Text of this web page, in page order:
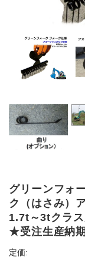
グリーンフォ
ク（はさみ）
1.7t～3tクラ
★受注生産納
定価: